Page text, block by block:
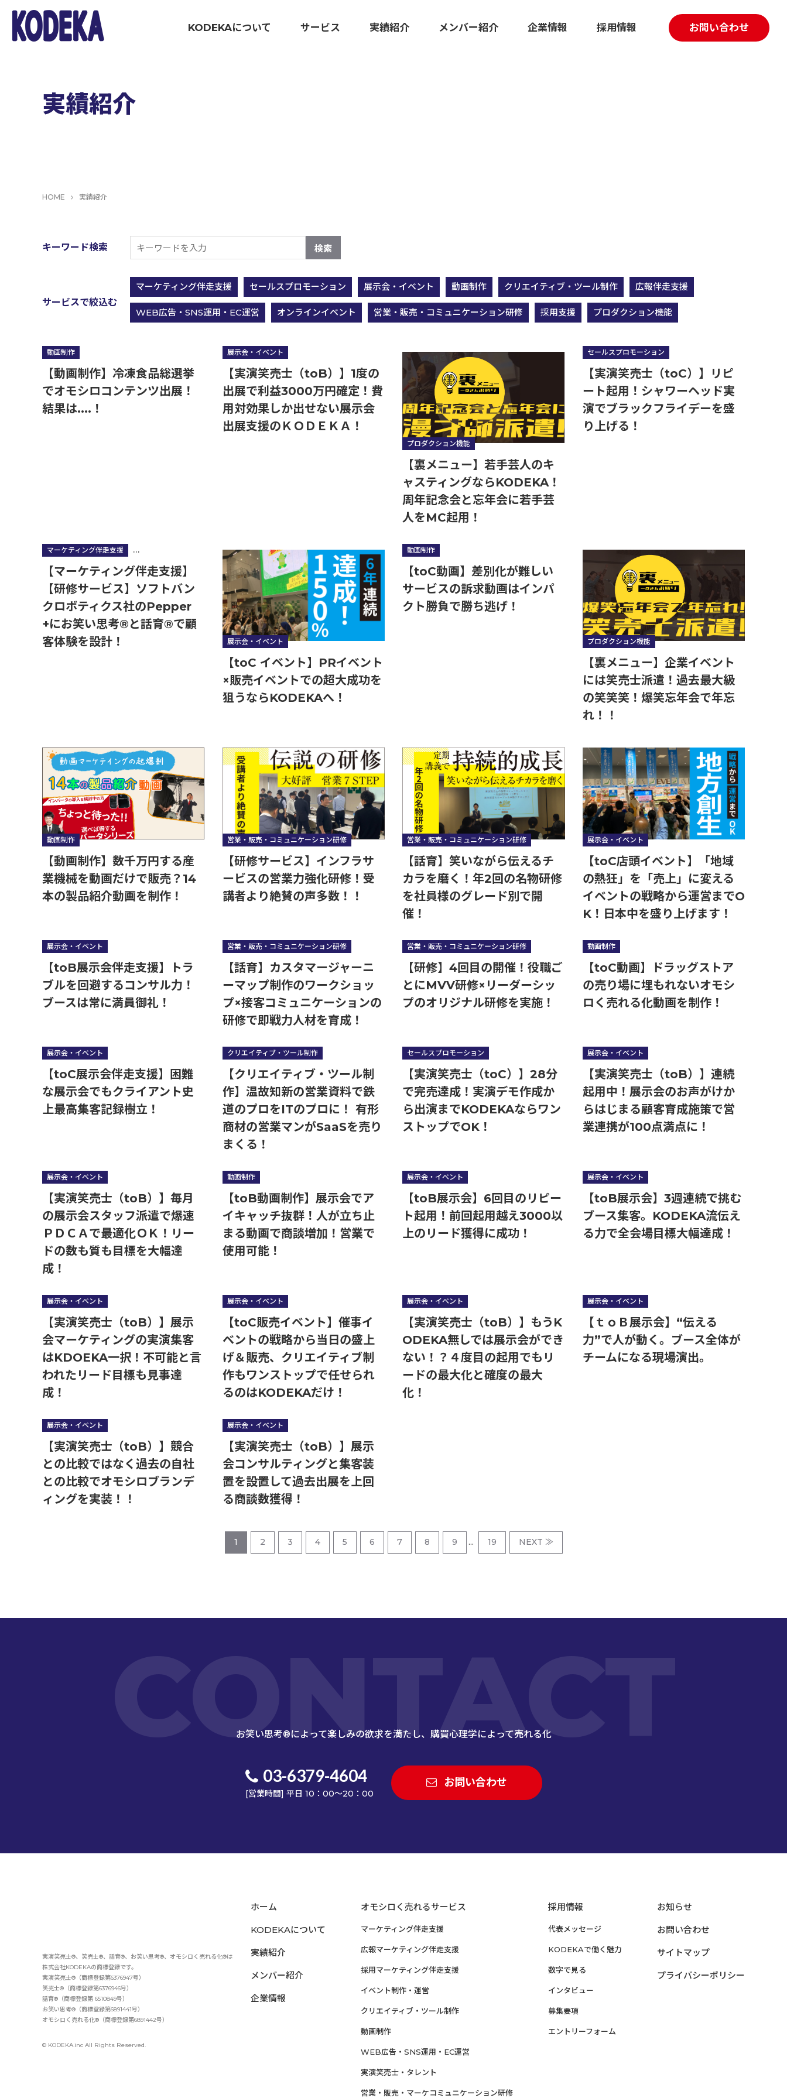
KODEKAについて サービス
イベント制作・運営 クリエイティブ・ツール制作
コミュニケーション実施領域
実演笑売士・タレント 営業・販売・マーケコミュニケーション研修
実績紹介 メンバー紹介 企業情報 採用情報 お問い合わせ
実績紹介
実績紹介
HOME 実績紹介
キーワード検索
サービスで絞込む
マーケティング伴走支援 セールスプロモーション 展示会・イベント 動画制作 クリエイティブ・ツール制作 広報伴走支援
WEB広告・SNS運用・EC運営 オンラインイベント 営業・販売・コミュニケーション研修 採用支援 プロダクション機能
動画制作
【動画制作】冷凍食品総選挙
でオモシロコンテンツ出展！
結果は....！
展示会・イベント
【実演笑売士（toB）】1度の
出展で利益3000万円確定！費
用対効果しか出せない展示会
出展支援のＫＯＤＥＫＡ！
プロダクション機能
【裏メニュー】若手芸人のキ
ャスティングならKODEKA！
周年記念会と忘年会に若手芸
人をMC起用！
セールスプロモーション
【実演笑売士（toC）】リピ
ート起用！シャワーヘッド実
演でブラックフライデーを盛
り上げる！
マーケティング伴走支援 営業・販売・コミュニケーション研修
【マーケティング伴走支援】
【研修サービス】ソフトバン
クロボティクス社のPepper
+にお笑い思考®と話育®で顧
客体験を設計！
展示会・イベント
【toC イベント】PRイベント
×販売イベントでの超大成功を
狙うならKODEKAへ！
動画制作
【toC動画】差別化が難しい
サービスの訴求動画はインパ
クト勝負で勝ち逃げ！
プロダクション機能
【裏メニュー】企業イベント
には笑売士派遣！過去最大級
の笑笑笑！爆笑忘年会で年忘
れ！！
動画制作
【動画制作】数千万円する産
業機械を動画だけで販売？14
本の製品紹介動画を制作！
営業・販売・コミュニケーション研修
【研修サービス】インフラサ
ービスの営業力強化研修！受
講者より絶賛の声多数！！
営業・販売・コミュニケーション研修
【話育】笑いながら伝えるチ
カラを磨く！年2回の名物研修
を社員様のグレード別で開
催！
展示会・イベント
【toC店頭イベント】「地域
の熱狂」を「売上」に変える
イベントの戦略から運営までO
K！日本中を盛り上げます！
展示会・イベント
【toB展示会伴走支援】トラ
ブルを回避するコンサル力！
ブースは常に満員御礼！
営業・販売・コミュニケーション研修
【話育】カスタマージャーニ
ーマップ制作のワークショッ
プ×接客コミュニケーションの
研修で即戦力人材を育成！
営業・販売・コミュニケーション研修
【研修】4回目の開催！役職ご
とにMVV研修×リーダーシッ
プのオリジナル研修を実施！
動画制作
【toC動画】ドラッグストア
の売り場に埋もれないオモシ
ロく売れる化動画を制作！
展示会・イベント
【toC展示会伴走支援】困難
な展示会でもクライアント史
上最高集客記録樹立！
クリエイティブ・ツール制作
【クリエイティブ・ツール制
作】温故知新の営業資料で鉄
道のプロをITのプロに！ 有形
商材の営業マンがSaaSを売り
まくる！
セールスプロモーション
【実演笑売士（toC）】28分
で完売達成！実演デモ作成か
ら出演までKODEKAならワン
ストップでOK！
展示会・イベント
【実演笑売士（toB）】連続
起用中！展示会のお声がけか
らはじまる顧客育成施策で営
業連携が100点満点に！
展示会・イベント
【実演笑売士（toB）】毎月
の展示会スタッフ派遣で爆速
ＰＤＣＡで最適化ＯＫ！リー
ドの数も質も目標を大幅達
成！
動画制作
【toB動画制作】展示会でア
イキャッチ抜群！人が立ち止
まる動画で商談増加！営業で
使用可能！
展示会・イベント
【toB展示会】6回目のリピー
ト起用！前回起用越え3000以
上のリード獲得に成功！
展示会・イベント
【toB展示会】3週連続で挑む
ブース集客。KODEKA流伝え
る力で全会場目標大幅達成！
展示会・イベント
【実演笑売士（toB）】展示
会マーケティングの実演集客
はKDOEKA一択！不可能と言
われたリード目標も見事達
成！
展示会・イベント
【toC販売イベント】催事イ
ベントの戦略から当日の盛上
げ＆販売、クリエイティブ制
作もワンストップで任せられ
るのはKODEKAだけ！
展示会・イベント
【実演笑売士（toB）】もうK
ODEKA無しでは展示会ができ
ない！？４度目の起用でもリ
ードの最大化と確度の最大
化！
展示会・イベント
【ｔｏＢ展示会】“伝える
力”で人が動く。ブース全体が
チームになる現場演出。
展示会・イベント
【実演笑売士（toB）】競合
との比較ではなく過去の自社
との比較でオモシロブランデ
ィングを実装！！
展示会・イベント
【実演笑売士（toB）】展示
会コンサルティングと集客装
置を設置して過去出展を上回
る商談数獲得！
1 2 3 4 5 6 7 8 9 ... 19 NEXT ≫
CONTACT
お笑い思考®によって楽しみの欲求を満たし、 購買心理学によって売れる化
03-6379-4604
[営業時間] 平日 10：00～20：00
お問い合わせ
実演笑売士®、笑売士®、話育®、お笑い思考®、オモシロく売れる化®は
株式会社KODEKAの商標登録です。
実演笑売士®（商標登録第6376947号）
笑売士®（商標登録第6376946号）
話育®（商標登録第 6510849号）
お笑い思考®（商標登録第6891441号）
オモシロく売れる化®（商標登録第6891442号）
© KODEKA.inc All Rights Reserved.
ホーム
KODEKAについて
実績紹介
メンバー紹介
企業情報
オモシロく売れるサービス
マーケティング伴走支援
広報マーケティング伴走支援
採用マーケティング伴走支援
イベント制作・運営
クリエイティブ・ツール制作
動画制作
WEB広告・SNS運用・EC運営
実演笑売士・タレント
営業・販売・マーケコミュニケーション研修
採用情報
代表メッセージ
KODEKAで働く魅力
数字で見る
インタビュー
募集要項
エントリーフォーム
お知らせ
お問い合わせ
サイトマップ
プライバシーポリシー